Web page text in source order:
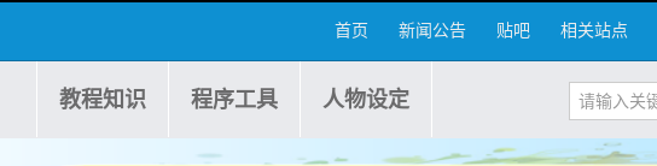
首页 新闻公告 贴吧 相关站点
教程知识 程序工具 人物设定